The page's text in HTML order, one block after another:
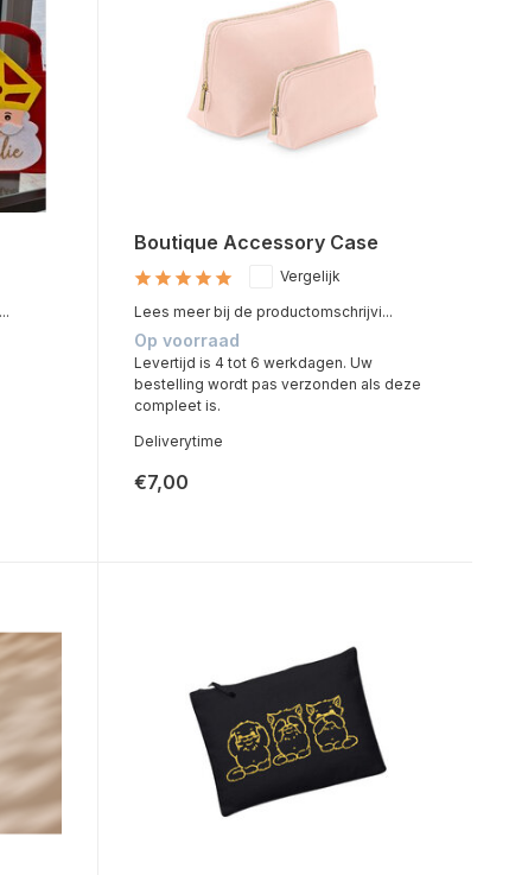
Boutique Accessory Case
Vergelijk
Lees meer bij de productomschrijvi...
Op voorraad
Levertijd is 4 tot 6 werkdagen. Uw
bestelling wordt pas verzonden als deze
compleet is.
Deliverytime
€7,00